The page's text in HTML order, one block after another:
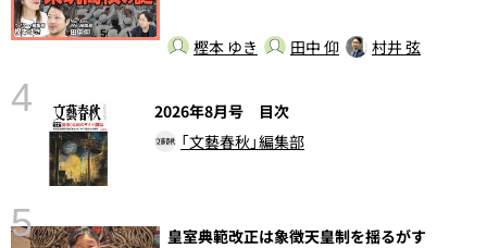
樫本 ゆき 田中 仰 村井 弦
4
2026年8月号 目次
「文藝春秋」編集部
5
皇室典範改正は象徴天皇制を揺るがす